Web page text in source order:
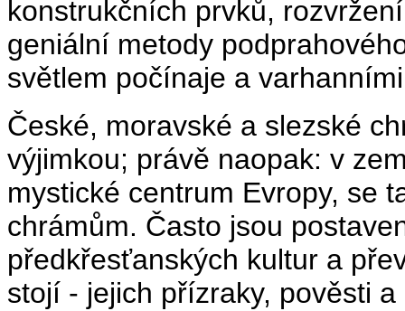
konstrukčních prvků,
geniální metody
světlem počínaje a
České, moravské a slezské
výjimkou; právě naopak: v
mystické centrum Evropy, se
chrámům. Často jsou
předkřesťanských kultur a
stojí - jejich přízraky, pověsti a